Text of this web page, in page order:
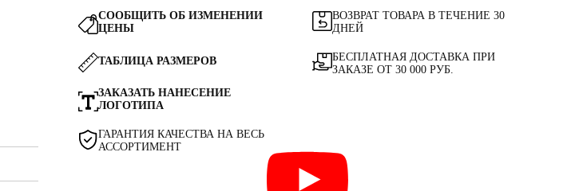
СООБЩИТЬ ОБ ИЗМЕНЕНИИ
ЦЕНЫ
ВОЗВРАТ ТОВАРА В ТЕЧЕНИЕ 30
ДНЕЙ
ТАБЛИЦА РАЗМЕРОВ
ЗАКАЗАТЬ НАНЕСЕНИЕ
ЛОГОТИПА
ГАРАНТИЯ КАЧЕСТВА НА ВЕСЬ
АССОРТИМЕНТ
БЕСПЛАТНАЯ ДОСТАВКА ПРИ
ЗАКАЗЕ ОТ 30 000 РУБ.